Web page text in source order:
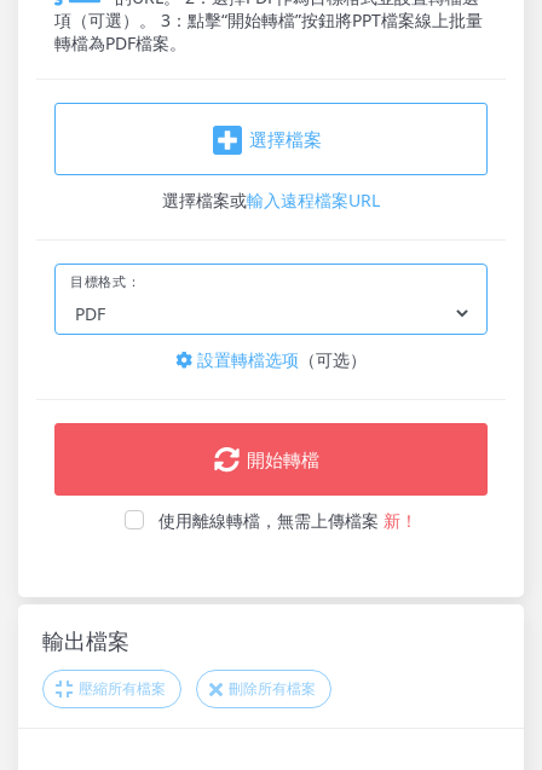
項（可選）。 3：點擊“開始轉檔”按鈕將PPT檔案線上批量
轉檔為PDF檔案。
選擇檔案
選擇檔案或輸入遠程檔案URL
目標格式：
設置轉檔选项 （可选）
開始轉檔
使用離線轉檔，無需上傳檔案 新！
輸出檔案
壓縮所有檔案 刪除所有檔案